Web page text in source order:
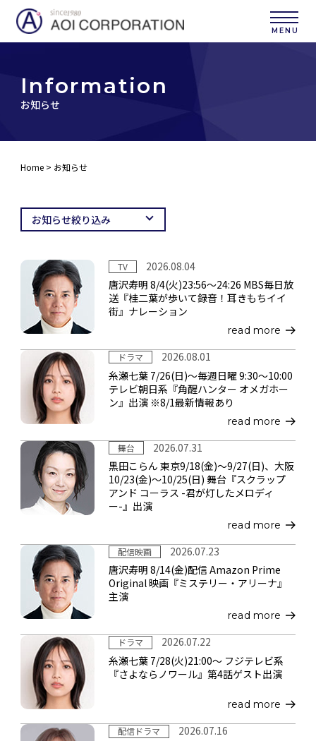
Information
お知らせ
Home> お知らせ
TV
2026.08.04
唐沢寿明 8/4(火)23:56～24:26 MBS毎日放
送『桂二葉が歩いて録音！耳きもちイイ
街』ナレーション
read more
ドラマ
2026.08.01
糸瀬七葉 7/26(日)～毎週日曜 9:30～10:00
テレビ朝日系『角醒ハンター オメガホー
ン』出演 ※8/1最新情報あり
read more
舞台
2026.07.31
黒田こらん 東京9/18(金)～9/27(日)、大阪
10/23(金)～10/25(日) 舞台『スクラップ
アンド コーラス -君が灯したメロディ
ー-』出演
read more
配信映画
2026.07.23
唐沢寿明 8/14(金)配信 Amazon Prime
Original 映画『ミステリー・アリーナ』
主演
read more
ドラマ
2026.07.22
糸瀬七葉 7/28(火)21:00～ フジテレビ系
『さよならノワール』第4話ゲスト出演
read more
配信ドラマ
2026.07.16